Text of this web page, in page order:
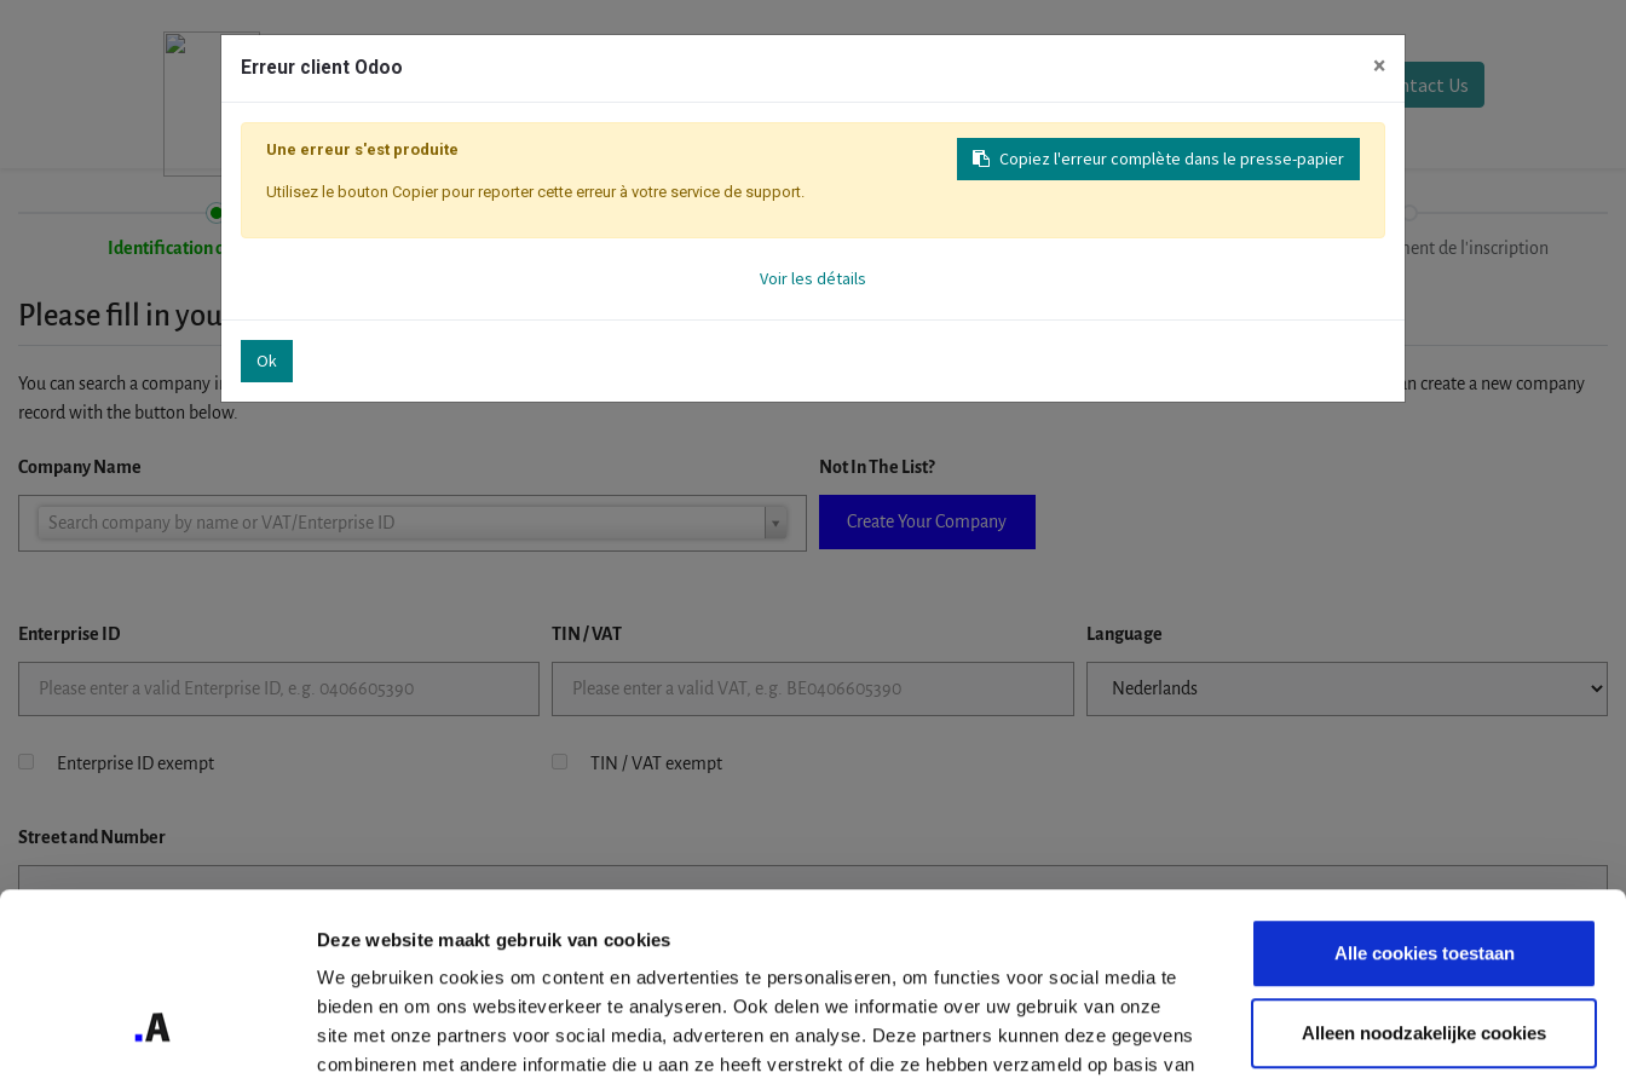
Deze website maakt gebruik van cookies
We gebruiken cookies om content en advertenties te personaliseren, om functies voor social media te
bieden en om ons websiteverkeer te analyseren. Ook delen we informatie over uw gebruik van onze
site met onze partners voor social media, adverteren en analyse. Deze partners kunnen deze gegevens
combineren met andere informatie die u aan ze heeft verstrekt of die ze hebben verzameld op basis van
Alle cookies toestaan
Alleen noodzakelijke cookies
Contact Us
Identification de l'entreprise Finalisation/Paiement de l'inscription
Please fill in your company details
You can search a company in our database by name, VAT or enterprise ID. When a company is selected it will auto-complete the form. If you don't find your company in our database, you can create a new company
record with the button below.
Company Name
Search company by name or VAT/Enterprise ID
Company
Not In The List?
Create Your Company
Enterprise ID TIN / VAT Language
Enterprise ID exempt TIN / VAT exempt
Streetand Number
Erreur client Odoo ×
Copiez l'erreur complète dans le presse-papier
Une erreur s'est produite
Utilisez le bouton Copier pour reporter cette erreur à votre service de support.
Voir les détails
Ok